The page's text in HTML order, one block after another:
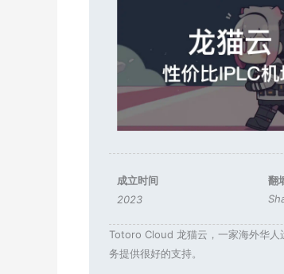
成立时间
2023
翻
Totoro Cloud 龙猫云，一家海外华
务提供很好的支持。